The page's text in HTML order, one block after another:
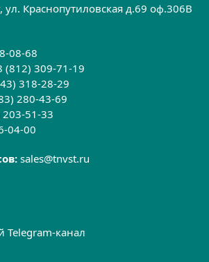
ул. Краснопутиловская д.69 оф.306B
08-68
(812) 309-71-19
318-28-29
280-43-69
203-51-33
04-00
sales@tnvst.ru
канал